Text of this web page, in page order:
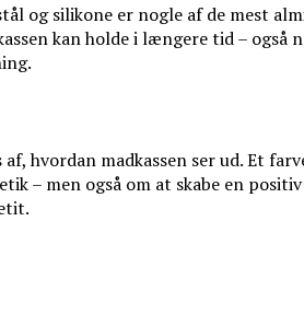
og silikone er nogle af de mest
kan holde i længere tid –
hvordan madkassen ser ud. Et
– men også om at skabe en